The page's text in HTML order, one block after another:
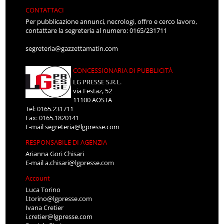
CONTATTACI
Per pubblicazione annunci, necrologi, offro e cerco lavoro,
contattare la segreteria al numero: 0165/231711
segreteria@gazzettamatin.com
CONCESSIONARIA DI PUBBLICITÀ
LG PRESSE S.R.L.
via Festaz, 52
11100 AOSTA
Tel: 0165.231711
Fax: 0165.1820141
E-mailsegreteria@lgpresse.com
RESPONSABILE DI AGENZIA
Arianna Gori Chisari
E-maila.chisari@lgpresse.com
Account
Luca Torino
l.torino@lgpresse.com
Ivana Cretier
i.cretier@lgpresse.com